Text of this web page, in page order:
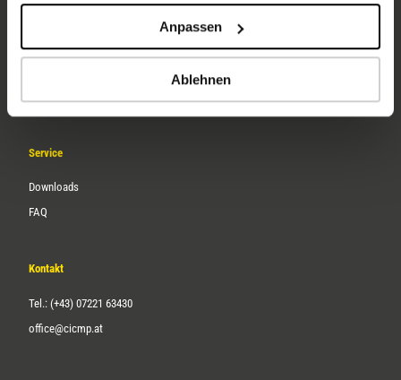
Anpassen
Ablehnen
Service
Downloads
FAQ
Kontakt
Tel.: (+43) 07221 63430
office@cicmp.at